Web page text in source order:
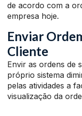
de acordo com a
empresa hoje.
Enviar
Cliente
Envir as ordens de
próprio sistema
pelas atividades a
visualização da